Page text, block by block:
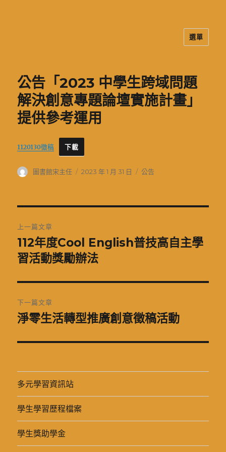
選單
公告「2023 中學生跨域問題
解決創意專題論壇實施計畫」
提供參考運用
1120130徵稿 下載
作
圖書館宋主任
發
2023 年 1 月 31 日
分
公告
章
導
覽
上一篇文章
上
一
文
章:
112年度Cool English普技高自主學
習活動獎勵辦法
下一篇文章
下
篇
章:
淨零生活轉型推廣創意徵稿活動
多元學習資訊站
學生學習歷程檔案
學生獎助學金